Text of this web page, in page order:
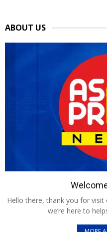
ABOUT US
Hello there, thank you for visit
we’re here to